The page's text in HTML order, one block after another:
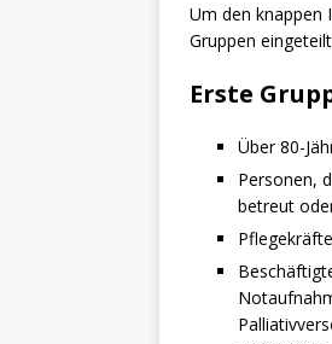
Um den knappen
Gruppen
Erste
Über 80-
Personen,
betreut